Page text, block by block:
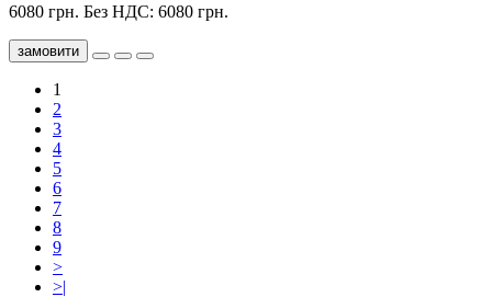
6080 грн. Без НДС: 6080 грн.
замовити
1
2
3
4
5
6
7
8
9
>
>|